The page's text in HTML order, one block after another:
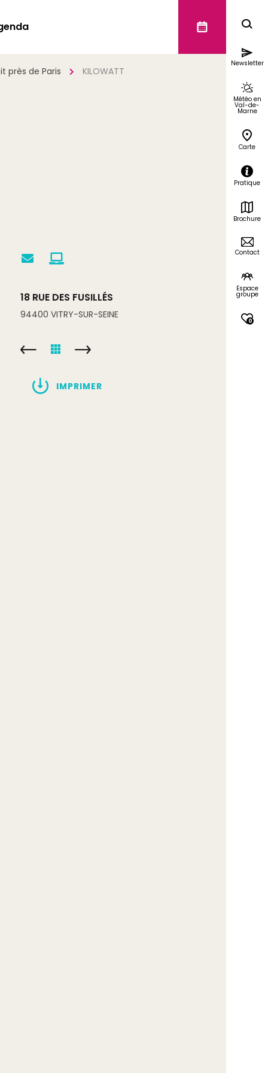
près de Paris KILOWATT
Newsletter
Météo en
Val-de-
Marne
Carte
Pratique
Brochure
Contact
Espace
groupe
0
18 RUE DES FUSILLÉS
94400 VITRY-SUR-SEINE
IMPRIMER